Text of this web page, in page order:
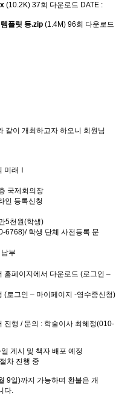
(10.2K) 37회 다운로드 DATE :
플릿 등.zip (1.4M) 96회 다운로드
같이 개최하고자 하오니 회원님
미래Ⅰ
국제회의장
인 등록신청
5천원(학생)
학생 단체 사전등록 문
부
홈페이지에서 다운로드 (로그인 –
(로그인 – 마이페이지 -영수증신청)
진행 / 문의 : 학술이사 최혜정(010-
게시 및 책자 배포 예정
차 진행 중
9일)까지 가능하며 환불은 개
다.